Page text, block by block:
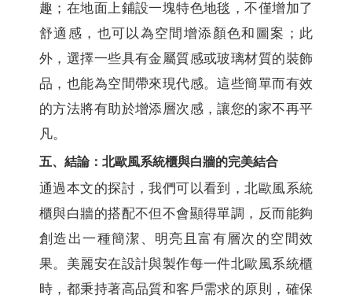
趣；在地面上鋪設一塊特色地毯，不僅增加了
舒適感，也可以為空間增添顏色和圖案；此
外，選擇一些具有金屬質感或玻璃材質的裝飾
品，也能為空間帶來現代感。這些簡單而有效
的方法將有助於增添層次感，讓您的家不再平
凡。
五、結論：北歐風系統櫃與白牆的完美結合
通過本文的探討，我們可以看到，北歐風系統
櫃與白牆的搭配不但不會顯得單調，反而能夠
創造出一種簡潔、明亮且富有層次的空間效
果。美麗安在設計與製作每一件北歐風系統櫃
時，都秉持著高品質和客戶需求的原則，確保